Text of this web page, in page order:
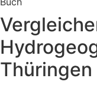
Thüringen